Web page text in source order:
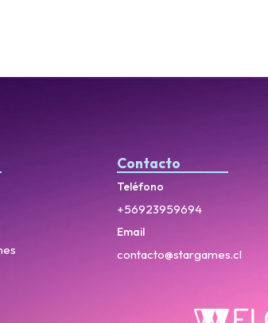
Contacto
Teléfono
+56923959694
Email
contacto@stargames.cl